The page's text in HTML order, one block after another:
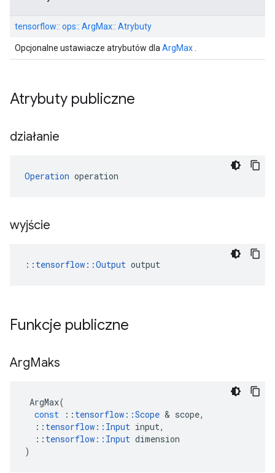
tensorflow:: ops:: ArgMax:: Atrybuty
Opcjonalne ustawiacze atrybutów dla ArgMax
Atrybuty publiczne
działanie
Operation operation
wyjście
:: tensorflow::Output output
Funkcje publiczne
ArgMaks
ArgMax(
const
:: tensorflow ::Scope & scope,
:: tensorflow :: Input input,
:: tensorflow :: Input dimension
)